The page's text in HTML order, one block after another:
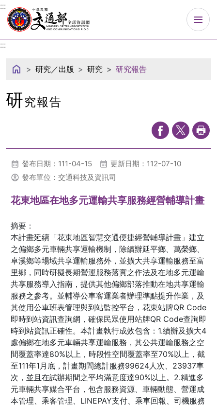
中華民國交通部
:::
:::
研究／出版 研究 研究報告
研究報告
發布日期：111-04-15
更新日期：112-07-10
發布單位：交通科技及資訊司
花東地區在地多元運輸共享服務經營輔導計畫
摘要：
本計畫延續「花東地區智慧交通便捷經營輔導計畫」建立
之偏鄉多元車輛共享運輸機制，除續辦延平鄉、萬榮鄉、
卓溪鄉等場域共享運輸服務外，並擴大共享運輸服務至富
里鄉，同時研擬長期營運服務落實之作法及在地多元運輸
共享服務導入指南，提供其他偏鄉部落推動在地共享運輸
服務之參考。並輔導公車客運業者辦理準點提升作業，及
其使用公車班表管理與到站監控平台，花東站牌QR Code
即時到站資訊查詢網，確保民眾使用站牌QR Code查詢即
時到站資訊正確性。本計畫執行成效包含：1.續辦及擴大4
處偏鄉在地多元車輛共享運輸服務，其公共運輸服務之空
間覆蓋率達80%以上，時段性空間覆蓋率至70%以上，截
至111年1月底，計畫期間總計服務99624人次、23937車
次，並且在試辦期間之平均滿意度達90%以上。2.精進多
元車輛共享媒合平台，包含服務資源、車輛動態、營運成
本管理、乘客管理、LINEPAY支付、乘車回報、司機服務